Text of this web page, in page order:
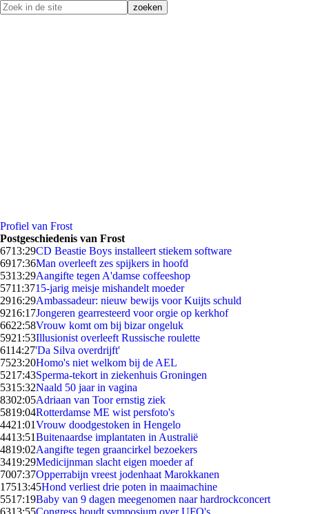
Profiel van Frost
Postgeschiedenis van Frost
6713:29CD Beastie Boys installeert stiekem software
6917:36Man overleeft zes spijkers in hoofd
5313:29Aangifte tegen A'damse coffeeshop
5711:3715-jarig meisje mishandelt moeder
2916:29Ambassadeur: nieuw bewijs voor Kuijts schuld
9216:17Jongeren gearresteerd voor orgie op kerkhof
6622:58Vrouw komt om bij bizar ongeluk
5921:53Illusionist overleeft Russische roulette
6114:27'Da Silva overdrijft'
7523:20Homo's niet welkom bij de AEL
5217:43Sperma-tekort in ziekenhuis Groningen
5315:32Naald 50 jaar in vagina
8302:05Adriaan van Toor ernstig ziek
5819:04Rotterdamse ME wist persfoto's
4421:01Vrouw doodgestoken in Hengelo
4413:51Buitenaardse implantaten in Australië
4819:02Aangifte tegen graancirkel bezoekers
3419:29Medicijnman slacht eigen moeder af
7007:37Opperrabijn vreest jodenhaat Marokkanen
17513:45Hond verliest drie poten in maaimachine
5517:19Baby van 9 dagen meegenomen naar hardrockconcert
6313:55Congress houdt symposium over UFO's